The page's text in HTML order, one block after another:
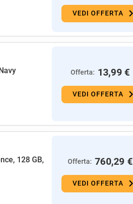
VEDI OFFERTA
Offerta: 13,99 €
VEDI OFFERTA
128 GB,
Offerta: 760,29 €
VEDI OFFERTA